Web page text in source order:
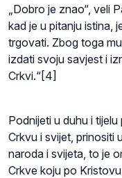
„Dobro je znao“, veli
kad je u pitanju istina,
trgovati. Zbog toga
izdati svoju savjest i
Crkvi.“[4]
Podnijeti u duhu i
Crkvu i svijet, prinositi
naroda i svijeta, to je
Crkve koju po